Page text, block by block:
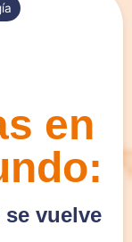
en
vuelve